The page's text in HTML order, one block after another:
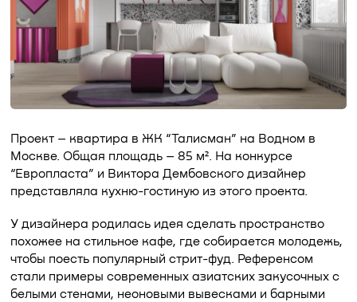
Проект – квартира в ЖК “Талисман” на Водном в
Москве. Общая площадь – 85 м². На конкурсе
“Европласта” и Виктора Дембовского дизайнер
представляла кухню-гостиную из этого проекта.
У дизайнера родилась идея сделать пространство
похожее на стильное кафе, где собирается молодежь,
чтобы поесть популярный стрит-фуд. Референсом
стали примеры современных азиатских закусочных с
белыми стенами, неоновыми вывесками и барными